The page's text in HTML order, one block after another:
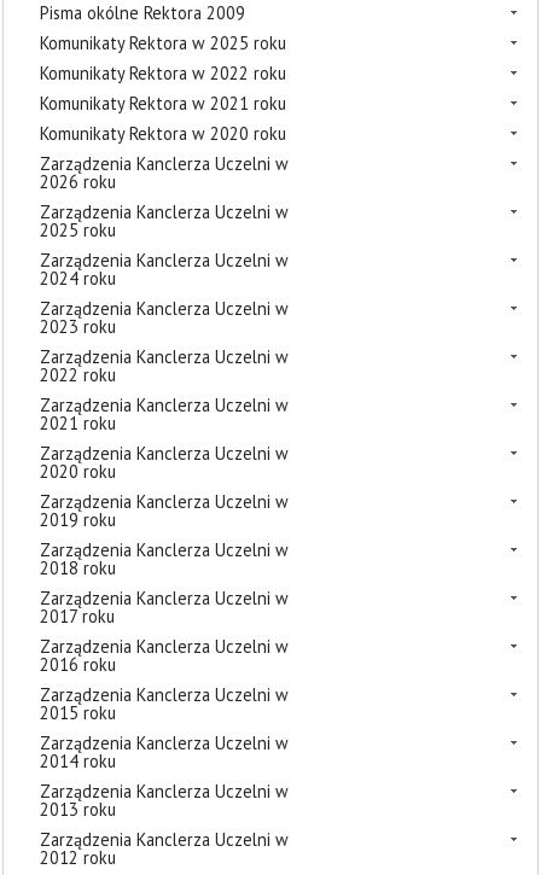
Pisma okólne Rektora 2009
Komunikaty Rektora w 2025 roku
Komunikaty Rektora w 2022 roku
Komunikaty Rektora w 2021 roku
Komunikaty Rektora w 2020 roku
Zarządzenia Kanclerza Uczelni w
2026 roku
Zarządzenia Kanclerza Uczelni w
2025 roku
Zarządzenia Kanclerza Uczelni w
2024 roku
Zarządzenia Kanclerza Uczelni w
2023 roku
Zarządzenia Kanclerza Uczelni w
2022 roku
Zarządzenia Kanclerza Uczelni w
2021 roku
Zarządzenia Kanclerza Uczelni w
2020 roku
Zarządzenia Kanclerza Uczelni w
2019 roku
Zarządzenia Kanclerza Uczelni w
2018 roku
Zarządzenia Kanclerza Uczelni w
2017 roku
Zarządzenia Kanclerza Uczelni w
2016 roku
Zarządzenia Kanclerza Uczelni w
2015 roku
Zarządzenia Kanclerza Uczelni w
2014 roku
Zarządzenia Kanclerza Uczelni w
2013 roku
Zarządzenia Kanclerza Uczelni w
2012 roku